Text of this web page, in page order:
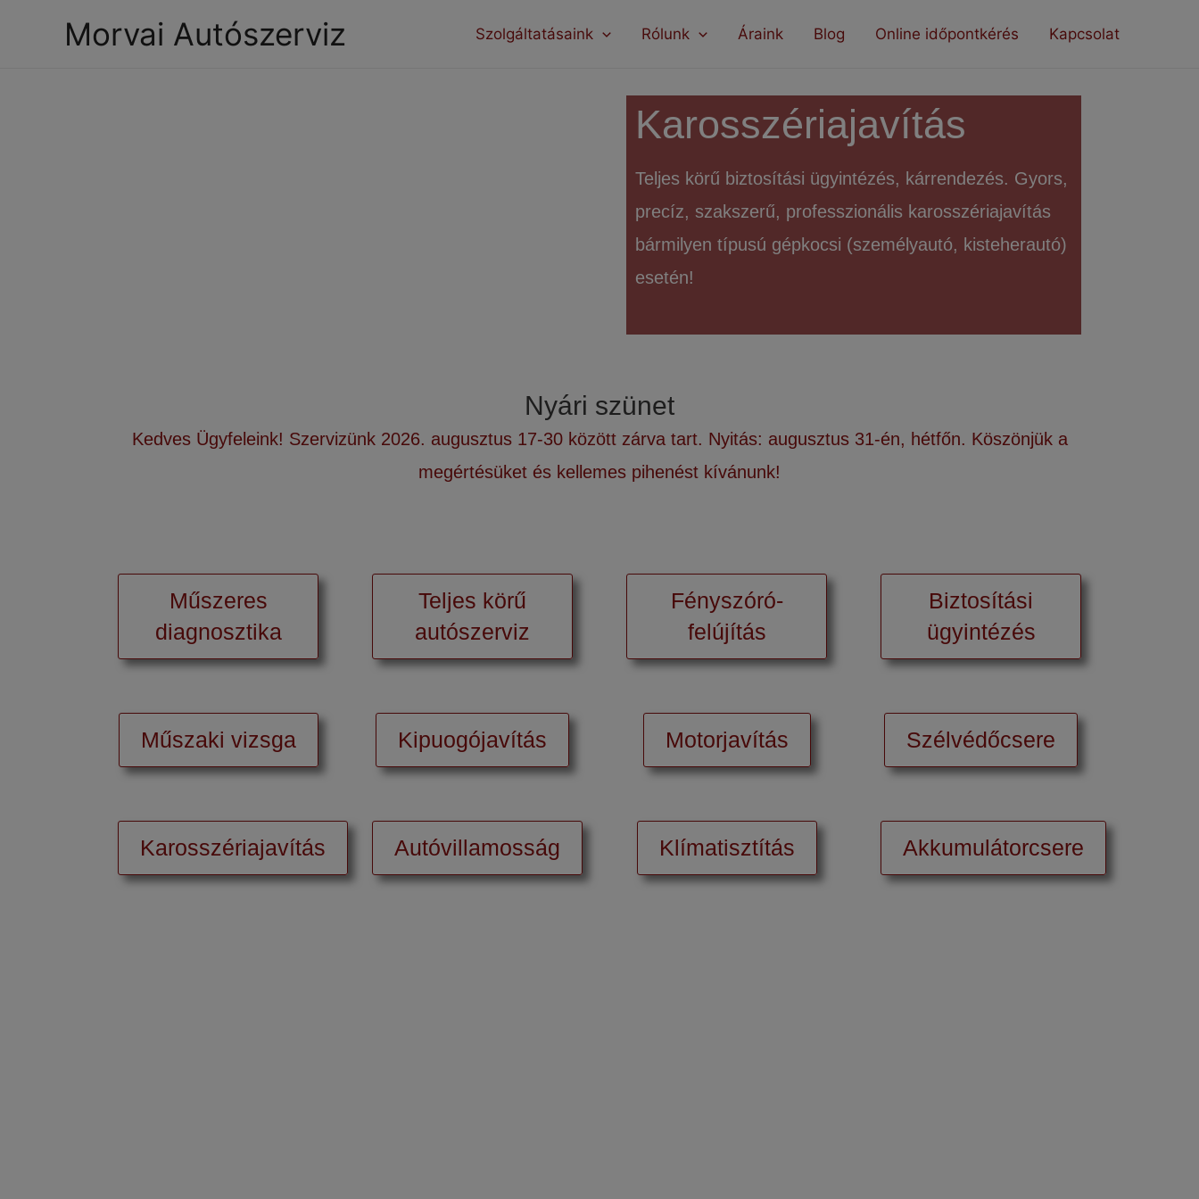
Morvai Autószerviz Szolgáltatásaink Rólunk Áraink Blog Online időpontkérés Kapcsolat
Karosszériajavítás
Teljes körű biztosítási ügyintézés, kárrendezés. Gyors,
precíz, szakszerű, professzionális karosszériajavítás
bármilyen típusú gépkocsi (személyautó, kisteherautó)
esetén!
Nyári szünet
Kedves Ügyfeleink! Szervizünk 2026. augusztus 17-30 között zárva tart. Nyitás: augusztus 31-én, hétfőn. Köszönjük a
megértésüket és kellemes pihenést kívánunk!
Műszeres
diagnosztika
Teljes körű
autószerviz
Fényszóró-
felújítás
Biztosítási
ügyintézés
Műszaki vizsga Kipuogójavítás Motorjavítás Szélvédőcsere
Karosszériajavítás Autóvillamosság Klímatisztítás Akkumulátorcsere